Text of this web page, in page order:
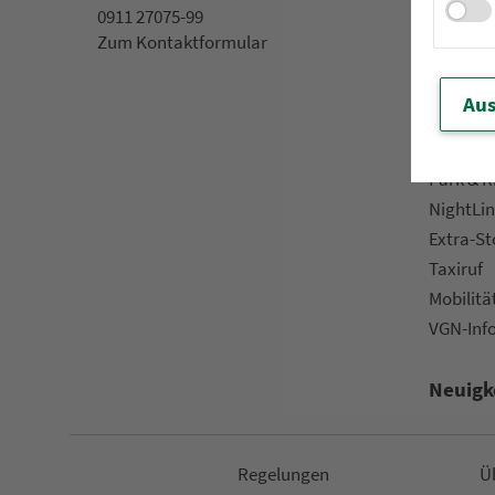
0911 27075-99
Zum Kon­taktformular
App
Park &
Extra-
Taxiruf
VGN-
Re­ge­lungen